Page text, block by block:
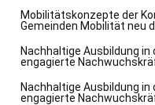
Mobilitätskonzepte der
Gemeinden Mobilität neu
Nachhaltige Ausbildung
engagierte
Nachhaltige Ausbildung
engagierte